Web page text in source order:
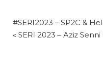
NAVIGATION
DE
#SERI2023 – SP2C &
« SERI 2023 – Aziz Senni